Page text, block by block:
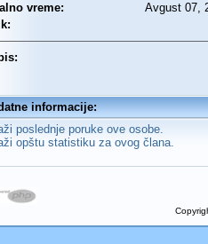
vreme:
Avgust 07,
informacije:
poslednje poruke ove osobe.
opštu statistiku za ovog člana.